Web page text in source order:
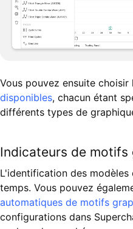
Vous pouvez ensuite choisir
disponibles, chacun étant
différents types de
Indicateurs de motifs
L'identification des
temps. Vous pouvez
automatiques de motifs
configurations dans